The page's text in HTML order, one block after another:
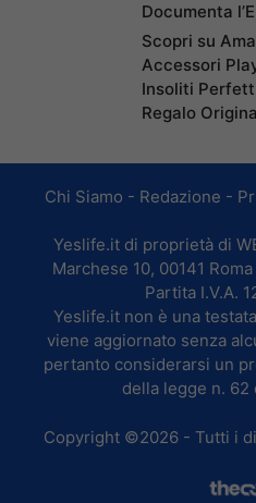
Documenta
Scopri su
Accessori
Insoliti
Regalo
Chi Siamo - Redazione -
Yeslife.it di proprietà di
Marchese 10, 00141
Partita I.V.A.
Yeslife.it non è una
viene aggiornato senza
pertanto considerarsi un
della legge n. 62
Copyright ©2026 - Tutti i